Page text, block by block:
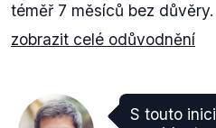
téměř 7 měsíců bez důvěry.
zobrazit celé odůvodnění
S touto